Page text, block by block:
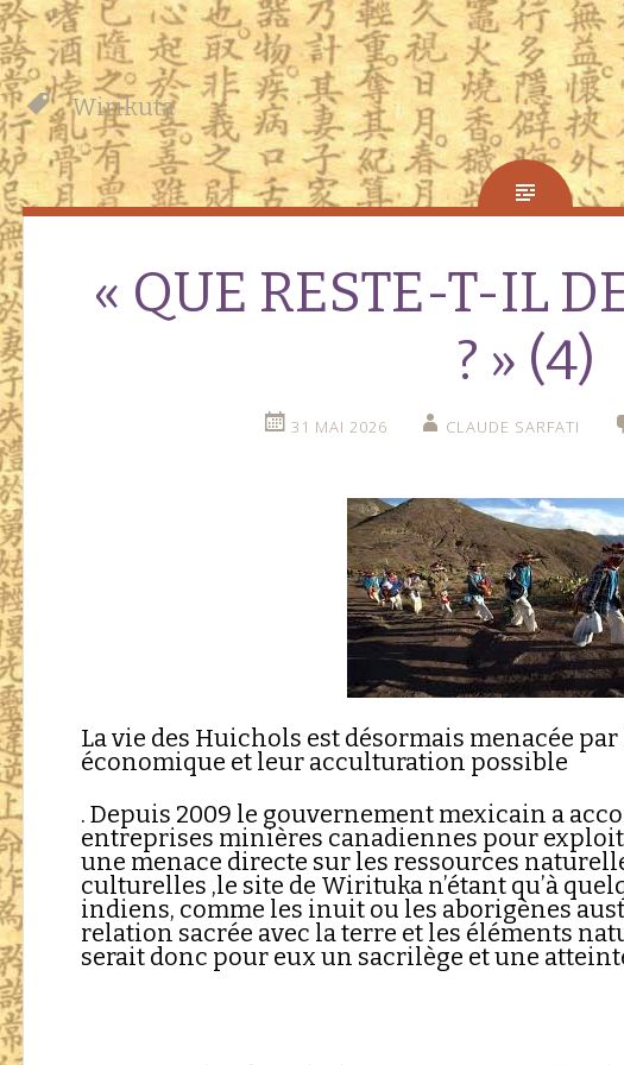
Wirikuta
« QUE RESTE-T-IL
? » (4)
31 MAI 2026 CLAUDE SARFATI
La vie des Huichols est désormais menacée
économique et leur acculturation possible
. Depuis 2009 le gouvernement mexicain a
entreprises minières canadiennes pour
une menace directe sur les ressources
culturelles ,le site de Wirituka n’étant qu’à
indiens, comme les inuit ou les aborigènes
relation sacrée avec la terre et les éléments
serait donc pour eux un sacrilège et une